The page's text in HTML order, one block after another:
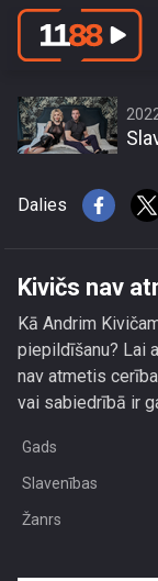
Kivičs
Dalies
Kivičs nav
Kā Andrim
piepildīšanu? Lai
nav atmetis
vai sabiedrībā ir
Gads
Slavenības
Žanrs